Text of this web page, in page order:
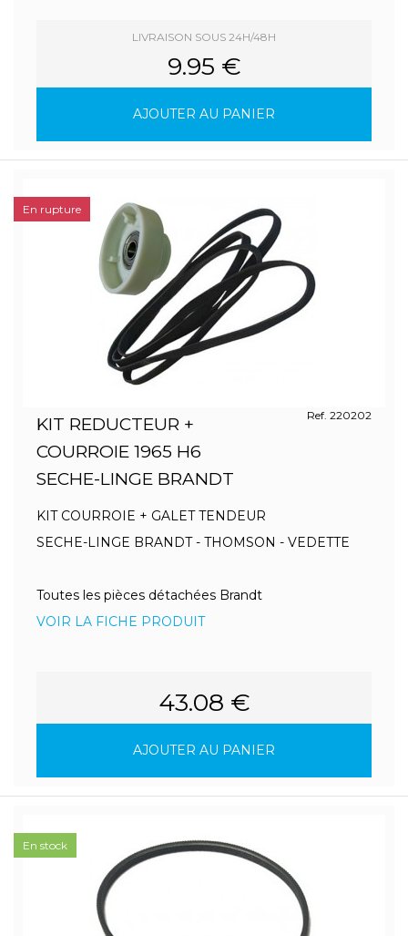
LIVRAISON SOUS 24H/48H
9.95 €
AJOUTER AU PANIER
KIT REDUCTEUR +
COURROIE 1965 H6
SECHE-LINGE BRANDT
Ref. 220202
KIT COURROIE + GALET TENDEUR
SECHE-LINGE BRANDT - THOMSON - VEDETTE
Toutes les pièces détachées Brandt
VOIR LA FICHE PRODUIT
43.08 €
AJOUTER AU PANIER
En rupture
En stock